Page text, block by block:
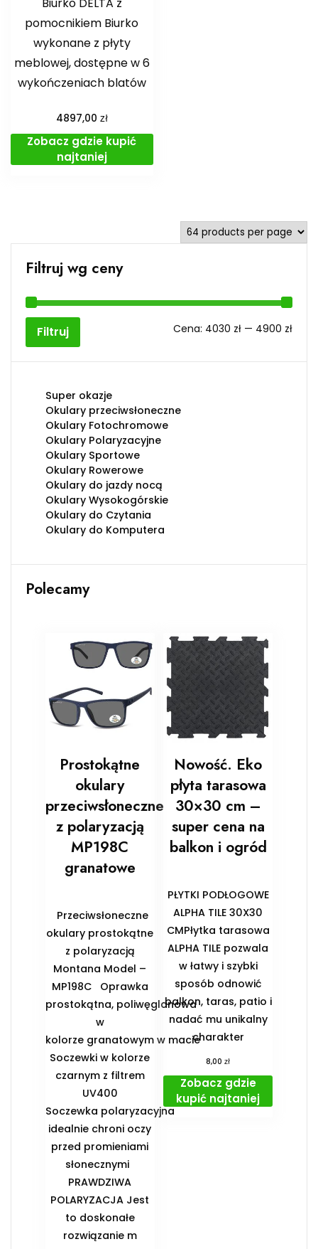
pomocnikiem Biurko
wykonane z płyty
meblowej, dostępne w 6
wykończeniach blatów
4897,00 zł
Zobacz gdzie kupić
najtaniej
Filtruj wg ceny
Cena
Cena
Filtruj Cena: 4030 zł — 4900 zł
Super okazje
Okulary przeciwsłoneczne
Okulary Fotochromowe
Okulary Polaryzacyjne
Okulary Sportowe
Okulary Rowerowe
Okulary do jazdy nocą
Okulary Wysokogórskie
Okulary do Czytania
Okulary do Komputera
Polecamy
Prostokątne
okulary
przeciwsłoneczne
z polaryzacją
MP198C
granatowe
Przeciwsłoneczne
okulary prostokątne
z polaryzacją
Montana Model –
MP198C Oprawka
prostokątna, poliwęglanowa
w
kolorze granatowym w macie
Soczewki w kolorze
czarnym z filtrem
UV400
Soczewka polaryzacyjna
idealnie chroni oczy
przed promieniami
słonecznymi
PRAWDZIWA
POLARYZACJA Jest
to doskonałe
rozwiązanie m
Nowość. Eko
płyta tarasowa
30×30 cm –
super cena na
balkon i ogród
PŁYTKI PODŁOGOWE
ALPHA TILE 30X30
CMPłytka tarasowa
ALPHA TILE pozwala
w łatwy i szybki
sposób odnowić
balkon, taras, patio i
nadać mu unikalny
charakter
8,00zł
Zobacz gdzie
kupić najtaniej